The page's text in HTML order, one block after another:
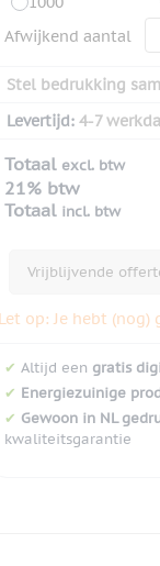
Afwijkend aantal
Stel bedrukking
Levertijd: 4-7
Totaal excl. btw
21% btw
Totaal incl. btw
Vrijblijvende
Let op: Je hebt (nog)
✔ Altijd een gratis
✔ Energiezuinige
✔ Gewoon in NL
kwaliteitsgarantie